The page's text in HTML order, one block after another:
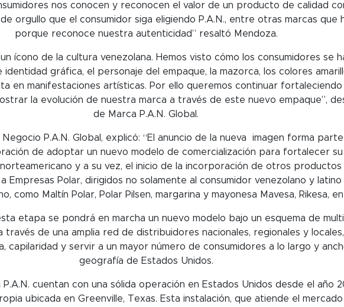
nos conocen y reconocen el valor de un producto de calidad
orgullo que el consumidor siga eligiendo P.A.N., entre otras marcas que
porque reconoce nuestra autenticidad” resaltó Mendoza.
ícono de la cultura venezolana. Hemos visto cómo los consumidores se
identidad gráfica, el personaje del empaque, la mazorca, los colores
en manifestaciones artísticas. Por ello queremos continuar fortaleciendo
la evolución de nuestra marca a través de este nuevo empaque”,
de Marca P.A.N. Global.
P.A.N. Global, explicó: “El anuncio de la nueva imagen forma
de adoptar un nuevo modelo de comercialización para fortalecer
y a su vez, el inicio de la incorporación de otros
Empresas Polar, dirigidos no solamente al consumidor venezolano y latino
como Maltín Polar, Polar Pilsen, margarina y mayonesa Mavesa, Rikesa,
etapa se pondrá en marcha un nuevo modelo bajo un esquema de
través de una amplia red de distribuidores nacionales, regionales y
capilaridad y servir a un mayor número de consumidores a lo largo y
geografía de Estados Unidos.
P.A.N. cuentan con una sólida operación en Estados Unidos desde el año
ubicada en Greenville, Texas. Esta instalación, que atiende el